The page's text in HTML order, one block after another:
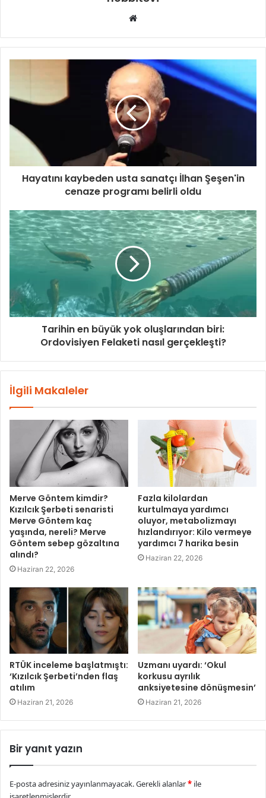
Web
Hayatını kaybeden usta sanatçı İlhan Şeşen'in
cenaze programı belirli oldu
Tarihin en büyük yok oluşlarından biri:
Ordovisiyen Felaketi nasıl gerçekleşti?
İlgili Makaleler
Merve Göntem kimdir?
Kızılcık Şerbeti senaristi
Merve Göntem kaç
yaşında, nereli? Merve
Göntem sebep gözaltına
alındı?
Haziran 22, 2026
Fazla kilolardan
kurtulmaya yardımcı
oluyor, metabolizmayı
hızlandırıyor: Kilo vermeye
yardımcı 7 harika besin
Haziran 22, 2026
RTÜK inceleme başlatmıştı:
‘Kızılcık Şerbeti’nden flaş
atılım
Haziran 21, 2026
Uzmanı uyardı: ‘Okul
korkusu ayrılık
anksiyetesine dönüşmesin’
Haziran 21, 2026
Bir yanıt yazın
E-posta adresiniz yayınlanmayacak.Gerekli alanlar* ile